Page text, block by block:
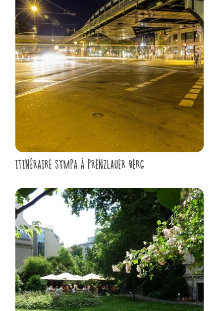
ITINÉRAIRE SYMPA À PRENZLAUER BERG